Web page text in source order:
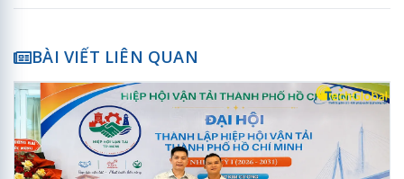
BÀI VIẾT LIÊN QUAN